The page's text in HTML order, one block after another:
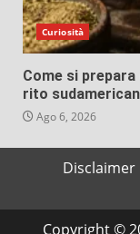
Curiosità
Come si
rito
Ago 6, 2026
Disclaimer
Copyright ©